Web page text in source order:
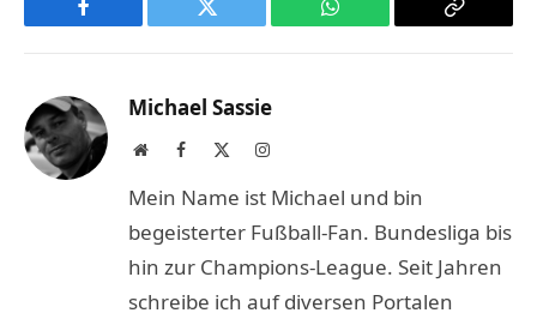
Facebook Twitter WhatsApp
Copy
Michael Sassie
WebsiteFacebook Instagram
Mein Name ist Michael und bin
begeisterter Fußball-Fan. Bundesliga bis
hin zur Champions-League. Seit Jahren
schreibe ich auf diversen Portalen